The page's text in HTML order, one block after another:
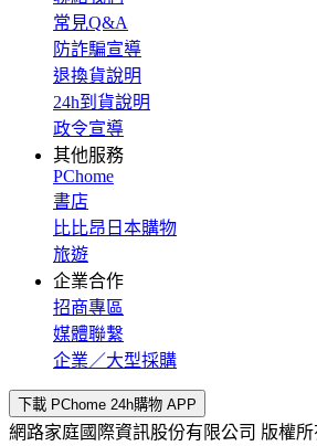
常見Q&A
防詐騙宣導
退換貨說明
24h到貨說明
政令宣導
其他服務
PChome
書店
比比昂日本購物
旅遊
企業合作
招商專區
媒體聯繫
企業／大型採購
下載 PChome 24h購物 APP
網路家庭國際資訊股份有限公司 版權